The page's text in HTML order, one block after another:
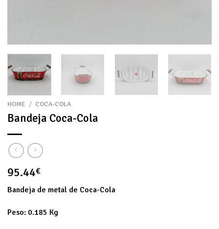
HOME / COCA-COLA
Bandeja Coca-Cola
95.44€
Bandeja de metal de Coca-Cola
Peso: 0.185 Kg